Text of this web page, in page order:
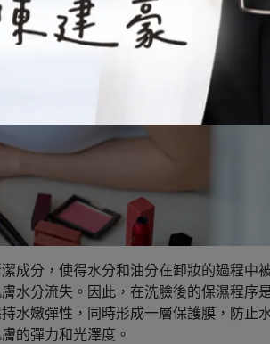
成分，使得水分和油分在卸妝的過程中
水分流失。因此，在洗臉後的保濕程序
水嫩彈性，同時形成一層保護膜，防止
的彈力和光澤度。